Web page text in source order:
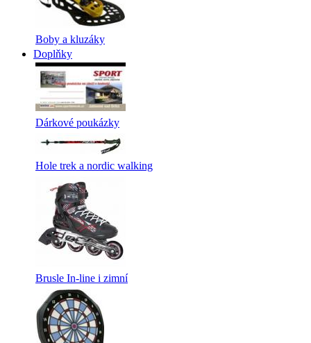
Boby a kluzáky
Doplňky
Dárkové poukázky
Hole trek a nordic walking
Brusle In-line i zimní